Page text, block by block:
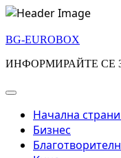
Skip
content
BG-EUROBOX
ИНФОРМИРАЙТЕ СЕ
Начална
Бизнес